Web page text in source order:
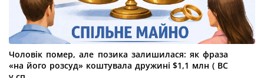
Чоловік помер, але позика залишилася: як фраза
«на його розсуд» коштувала дружині $1,1 млн ( ВС